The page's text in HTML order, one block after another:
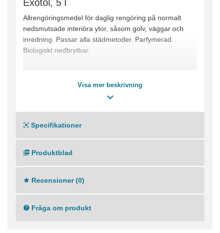
Exotol, 5 l
Allrengöringsmedel för daglig rengöring på normalt
nedsmutsade interiöra ytor, såsom golv, väggar och
inredning. Passar alla städmetoder. Parfymerad.
Biologiskt nedbrytbar.
rengöring av målade ytor, golv, kakel och sanitetsgods.
vatten.Lättare rengöring: 10 - 20 ml till 10 liter
vatten.För exakt dosering använd doseringspump
Metodbeskrivning:
Eftersköljning ej nödvändig.
Visa mer beskrivning
Specifikationer
Produktblad
Recensioner (0)
Fråga om produkt